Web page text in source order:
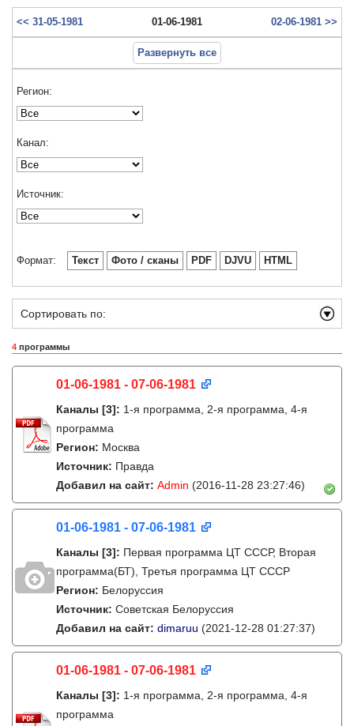
<< 31-05-1981 01-06-1981 02-06-1981 >>
Развернуть все
Регион:
Канал:
Источник:
Формат: Текст Фото / сканы PDF DJVU HTML
Сортировать по:
4 программы
01-06-1981 - 07-06-1981
Каналы [3]: 1-я программа, 2-я программа, 4-я
программа
Регион: Москва
Источник: Правда
Добавил на сайт: Admin (2016-11-28 23:27:46)
01-06-1981 - 07-06-1981
Каналы [3]: Первая программа ЦТ ССCР, Вторая
программа(БТ), Третья программа ЦТ ССCР
Регион: Белоруссия
Источник: Советская Белоруссия
Добавил на сайт: dimaruu (2021-12-28 01:27:37)
01-06-1981 - 07-06-1981
Каналы [3]: 1-я программа, 2-я программа, 4-я
программа